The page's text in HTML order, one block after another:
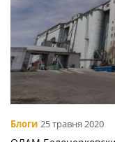
Блоги 25 травня 2020